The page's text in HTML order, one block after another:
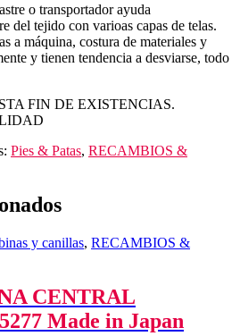
o transportador ayuda
del tejido con varioas capas de telas.
a máquina, costura de materiales y
y tienen tendencia a desviarse, todo
FIN DE EXISTENCIAS.
Pies & Patas, RECAMBIOS &
y canillas, RECAMBIOS &
CENTRAL
Made in Japan